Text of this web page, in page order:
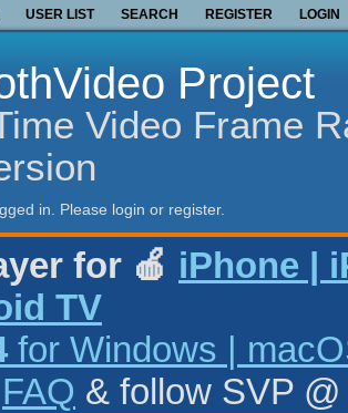
USER LIST SEARCH REGISTER LOGIN
Project
Video Frame
in. Please login or register.
for 🍎 iPhone |
TV
for Windows |
FAQ & follow SVP